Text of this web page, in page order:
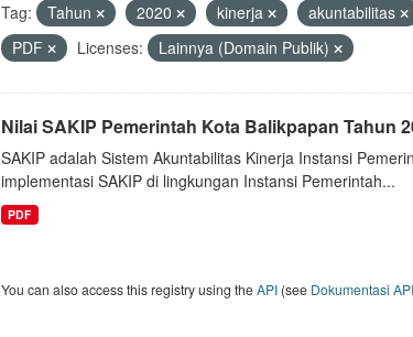
Tag: Tahun 2020 kinerja akuntabilitas
PDF
Licenses: Lainnya (Domain Publik)
Nilai SAKIP Pemerintah Kota Balikpapan Tahun
SAKIP adalah Sistem Akuntabilitas Kinerja Instansi
implementasi SAKIP di lingkungan Instansi Pemerintah...
PDF
You can also access this registry using theAPI(see Dokumentasi API